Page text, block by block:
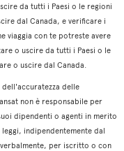
da tutti i Paesi o le regioni
dal Canada, e verificare i
viaggia con te potreste avere
o uscire da tutti i Paesi o le
o uscire dal Canada.
delle
non è responsabile per
dipendenti o agenti in merito
indipendentemente dal
per iscritto o con